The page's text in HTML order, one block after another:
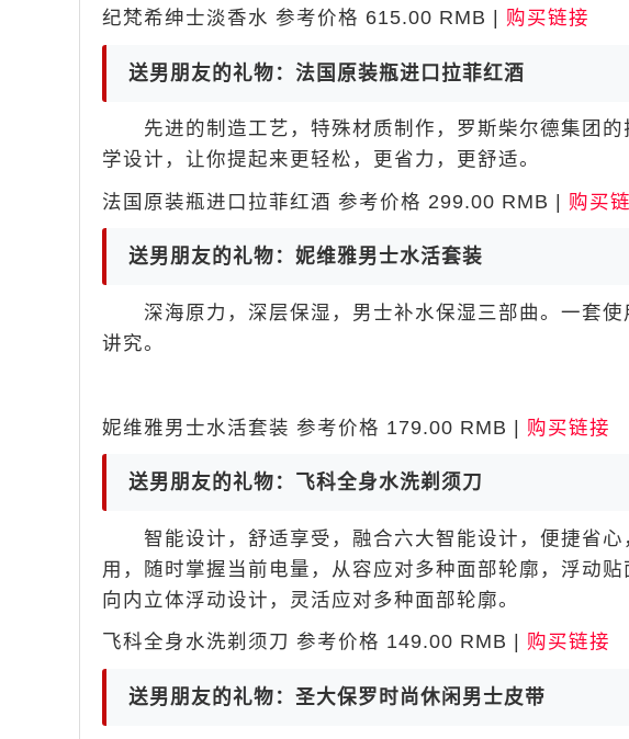
纪梵希绅士淡香水 参考价格 615.00 RMB | 购买链接
送男朋友的礼物：法国原装瓶进口拉菲红酒
先进的制造工艺，特殊材质制作，罗斯柴尔德集团的
学设计，让你提起来更轻松，更省力，更舒适。
法国原装瓶进口拉菲红酒 参考价格 299.00 RMB | 购买
送男朋友的礼物：妮维雅男士水活套装
深海原力，深层保湿，男士补水保湿三部曲。一套使
讲究。
妮维雅男士水活套装 参考价格 179.00 RMB | 购买链接
送男朋友的礼物：飞科全身水洗剃须刀
智能设计，舒适享受，融合六大智能设计，便捷省心
用，随时掌握当前电量，从容应对多种面部轮廓，浮动
向内立体浮动设计，灵活应对多种面部轮廓。
飞科全身水洗剃须刀 参考价格 149.00 RMB | 购买链接
送男朋友的礼物：圣大保罗时尚休闲男士皮带